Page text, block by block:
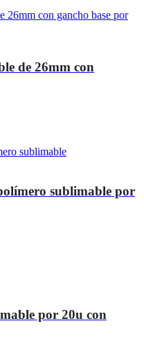
de 26mm con
sublimable por
por 20u con